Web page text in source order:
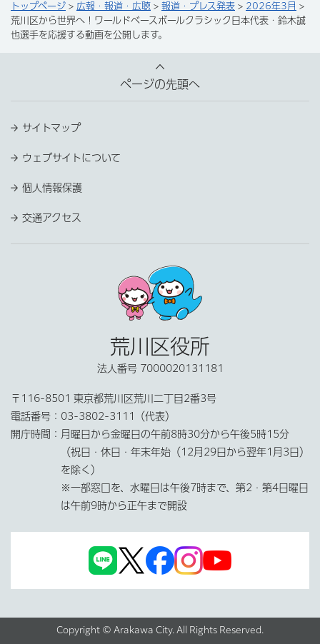
トップページ > 広報・報道・広聴 > 報道・プレス発表 > 2026年3月 >
荒川区から世界へ！ワールドベースボールクラシック日本代表・鈴木誠
也選手を応援する動画を公開します。
ページの先頭へ
サイトマップ
ウェブサイトについて
個人情報保護
交通アクセス
荒川区役所
法人番号 7000020131181
〒116-8501 東京都荒川区荒川二丁目2番3号
電話番号： 03-3802-3111（代表）
開庁時間： 月曜日から金曜日の午前8時30分から午後5時15分
（祝日・休日・年末年始（12月29日から翌年1月3日）
を除く）
※一部窓口を、水曜日は午後7時まで、第2・第4日曜日
は午前9時から正午まで開設
Copyright © Arakawa City. All Rights Reserved.